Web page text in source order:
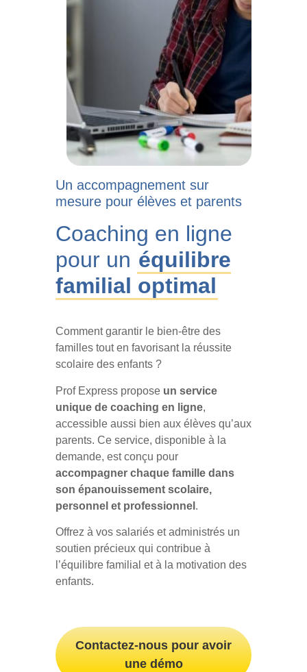
Un accompagnement sur
mesure pour élèves et parents
Coaching en ligne
pour un équilibre
familial optimal
Comment garantir le bien-être des
familles tout en favorisant la réussite
scolaire des enfants ?
Prof Express propose un service
unique de coaching en ligne,
accessible aussi bien aux élèves qu’aux
parents. Ce service, disponible à la
demande, est conçu pour
accompagner chaque famille dans
son épanouissement scolaire,
personnel et professionnel .
Offrez à vos salariés et administrés un
soutien précieux qui contribue à
l’équilibre familial et à la motivation des
enfants.
Contactez-nous pour avoir
une démo